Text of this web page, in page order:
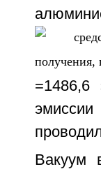
Вакуум